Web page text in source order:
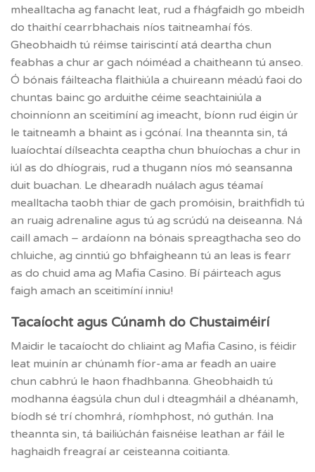
mhealltacha ag fanacht leat, rud a fhágfaidh go mbeidh
do thaithí cearrbhachais níos taitneamhaí fós.
Gheobhaidh tú réimse tairiscintí atá deartha chun
feabhas a chur ar gach nóiméad a chaitheann tú anseo.
Ó bónais fáilteacha flaithiúla a chuireann méadú faoi do
chuntas bainc go arduithe céime seachtainiúla a
choinníonn an sceitimíní ag imeacht, bíonn rud éigin úr
le taitneamh a bhaint as i gcónaí. Ina theannta sin, tá
luaíochtaí dílseachta ceaptha chun bhuíochas a chur in
iúl as do dhíograis, rud a thugann níos mó seansanna
duit buachan. Le dhearadh nuálach agus téamaí
mealltacha taobh thiar de gach promóisin, braithfidh tú
an ruaig adrenaline agus tú ag scrúdú na deiseanna. Ná
caill amach – ardaíonn na bónais spreagthacha seo do
chluiche, ag cinntiú go bhfaigheann tú an leas is fearr
as do chuid ama ag Mafia Casino. Bí páirteach agus
faigh amach an sceitimíní inniu!
Tacaíocht agus Cúnamh do Chustaiméirí
Maidir le tacaíocht do chliaint ag Mafia Casino, is féidir
leat muinín ar chúnamh fíor-ama ar feadh an uaire
chun cabhrú le haon fhadhbanna. Gheobhaidh tú
modhanna éagsúla chun dul i dteagmháil a dhéanamh,
bíodh sé trí chomhrá, ríomhphost, nó guthán. Ina
theannta sin, tá bailiúchán faisnéise leathan ar fáil le
haghaidh freagraí ar ceisteanna coitianta.